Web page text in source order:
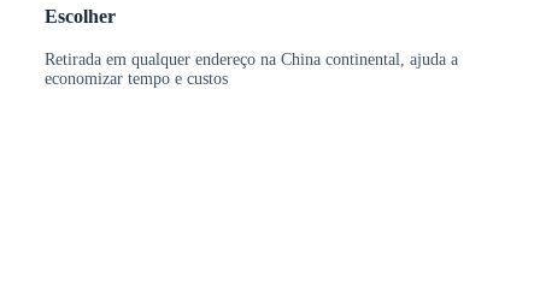
Escolher
Retirada em qualquer endereço na China continental, ajuda a
economizar tempo e custos